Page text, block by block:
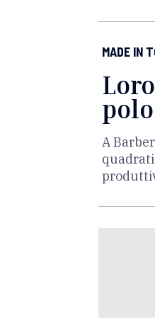
MADE IN
A